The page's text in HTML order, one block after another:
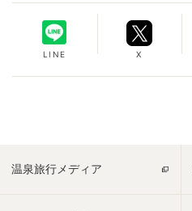
LINE X
温泉旅行メディア